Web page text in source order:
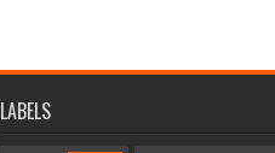
LABELS